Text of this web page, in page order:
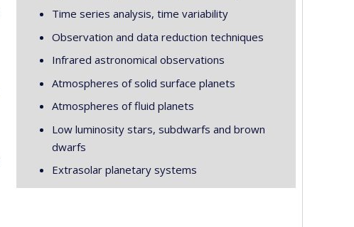
Time series analysis, time variability
Observation and data reduction techniques
Infrared astronomical observations
Atmospheres of solid surface planets
Atmospheres of fluid planets
Low luminosity stars, subdwarfs and brown
dwarfs
Extrasolar planetary systems